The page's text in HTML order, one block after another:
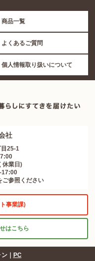
商品一覧
よくあるご質問
個人情報取り扱いについて
社
25-1
休業日)
17:00
参照ください
事業課)
はこちら
｜ PC